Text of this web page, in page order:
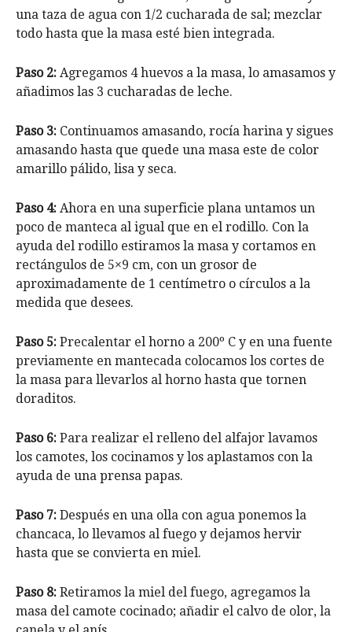
una taza de agua con 1/2 cucharada de sal; mezclar
todo hasta que la masa esté bien integrada.
Paso 2: Agregamos 4 huevos a la masa, lo amasamos y
añadimos las 3 cucharadas de leche.
Paso 3: Continuamos amasando, rocía harina y sigues
amasando hasta que quede una masa este de color
amarillo pálido, lisa y seca.
Paso 4: Ahora en una superficie plana untamos un
poco de manteca al igual que en el rodillo. Con la
ayuda del rodillo estiramos la masa y cortamos en
rectángulos de 5×9 cm, con un grosor de
aproximadamente de 1 centímetro o círculos a la
medida que desees.
Paso 5: Precalentar el horno a 200º C y en una fuente
previamente en mantecada colocamos los cortes de
la masa para llevarlos al horno hasta que tornen
doraditos.
Paso 6: Para realizar el relleno del alfajor lavamos
los camotes, los cocinamos y los aplastamos con la
ayuda de una prensa papas.
Paso 7: Después en una olla con agua ponemos la
chancaca, lo llevamos al fuego y dejamos hervir
hasta que se convierta en miel.
Paso 8: Retiramos la miel del fuego, agregamos la
masa del camote cocinado; añadir el calvo de olor, la